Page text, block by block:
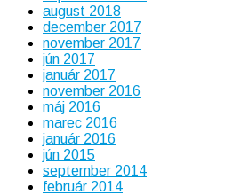
august 2018
december 2017
november 2017
jún 2017
január 2017
november 2016
máj 2016
marec 2016
január 2016
jún 2015
september 2014
február 2014